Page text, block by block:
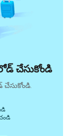
చేసుకోండి
చేసుకోండి.